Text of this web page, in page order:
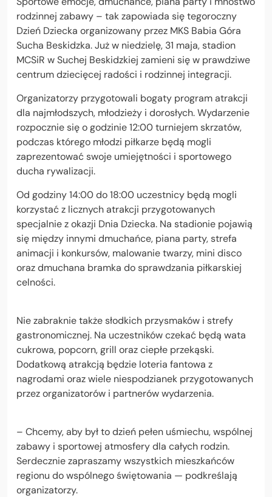
rodzinnej zabawy – tak zapowiada się tegoroczny
Dzień Dziecka organizowany przez MKS Babia Góra
Sucha Beskidzka. Już w niedzielę, 31 maja, stadion
MCSiR w Suchej Beskidzkiej zamieni się w prawdziwe
centrum dziecięcej radości i rodzinnej integracji.
Organizatorzy przygotowali bogaty program atrakcji
dla najmłodszych, młodzieży i dorosłych. Wydarzenie
rozpocznie się o godzinie 12:00 turniejem skrzatów,
podczas którego młodzi piłkarze będą mogli
zaprezentować swoje umiejętności i sportowego
ducha rywalizacji.
Od godziny 14:00 do 18:00 uczestnicy będą mogli
korzystać z licznych atrakcji przygotowanych
specjalnie z okazji Dnia Dziecka. Na stadionie pojawią
się między innymi dmuchańce, piana party, strefa
animacji i konkursów, malowanie twarzy, mini disco
oraz dmuchana bramka do sprawdzania piłkarskiej
celności.
Nie zabraknie także słodkich przysmaków i strefy
gastronomicznej. Na uczestników czekać będą wata
cukrowa, popcorn, grill oraz ciepłe przekąski.
Dodatkową atrakcją będzie loteria fantowa z
nagrodami oraz wiele niespodzianek przygotowanych
przez organizatorów i partnerów wydarzenia.
– Chcemy, aby był to dzień pełen uśmiechu, wspólnej
zabawy i sportowej atmosfery dla całych rodzin.
Serdecznie zapraszamy wszystkich mieszkańców
regionu do wspólnego świętowania — podkreślają
organizatorzy.